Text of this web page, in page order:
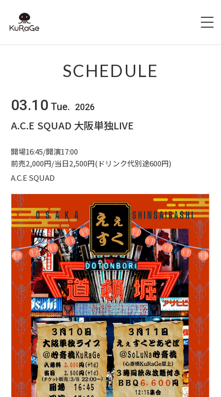
SCHEDULE
HALL INFO
CONTACT
SCHEDULE
03.10 Tue. 2026
A.C.E SQUAD 大阪単独LIVE
開場16:45/開演17:00
前売2,000円/当日2,500円(ドリンク代別途600円)
A.C.E SQUAD